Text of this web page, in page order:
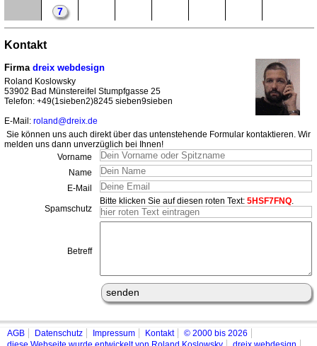
7
Kontakt
Firma dreix webdesign
Roland Koslowsky
53902 Bad Münstereifel Stumpfgasse 25
Telefon: +49(1sieben2)8245 sieben9sieben
E-Mail: roland@dreix.de
Sie können uns auch direkt über das untenstehende Formular kontaktieren. Wir
melden uns dann unverzüglich bei Ihnen!
Vorname
Name
E-Mail
Spamschutz
Bitte klicken Sie auf diesen roten Text: 5HSF7FNQ.
Betreff
AGB Datenschutz Impressum Kontakt
© 2000 bis 2026